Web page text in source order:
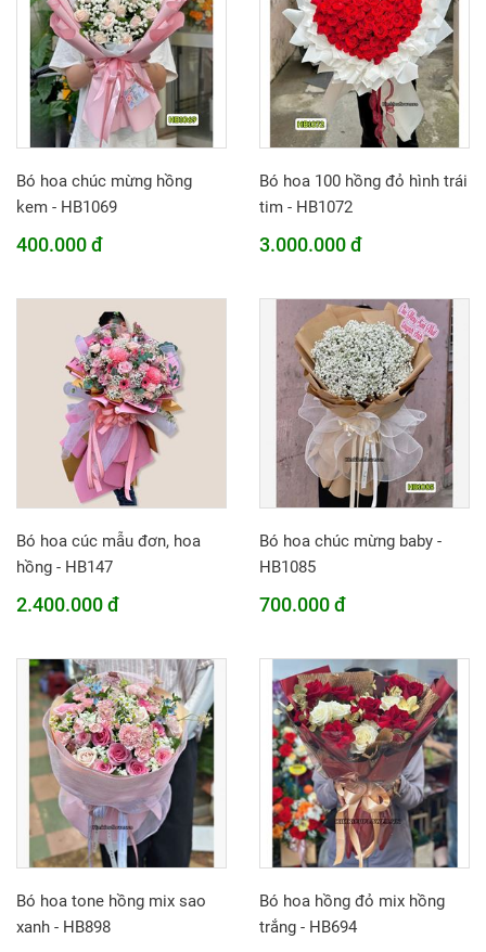
Bó hoa chúc mừng hồng
kem - HB1069
400.000 đ
Bó hoa 100 hồng đỏ hình trái
tim - HB1072
3.000.000 đ
Bó hoa cúc mẫu đơn, hoa
hồng - HB147
2.400.000 đ
Bó hoa chúc mừng baby -
HB1085
700.000 đ
Bó hoa tone hồng mix sao
xanh - HB898
Bó hoa hồng đỏ mix hồng
trắng - HB694